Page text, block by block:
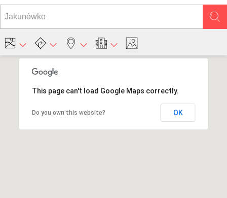
This page can't load Google Maps correctly.
Do you own this website? OK